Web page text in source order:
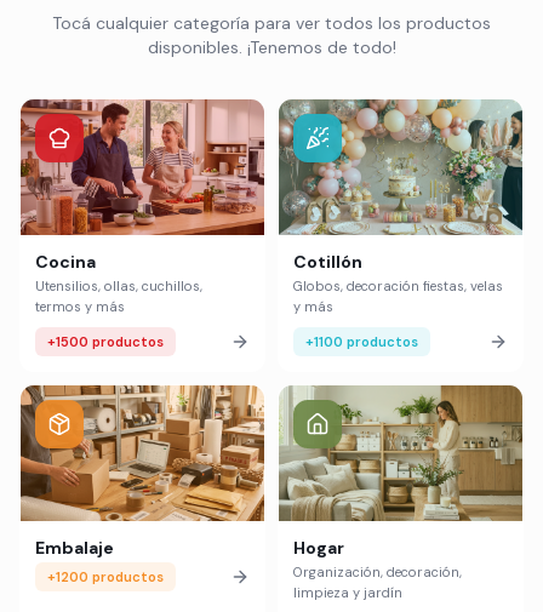
Tocá cualquier categoría para ver todos los productos
disponibles. ¡Tenemos de todo!
Cocina
Utensilios, ollas, cuchillos,
termos y más
+1500 productos
Cotillón
Globos, decoración fiestas, velas
y más
+1100 productos
Embalaje
+1200 productos
Hogar
Organización, decoración,
limpieza y jardín